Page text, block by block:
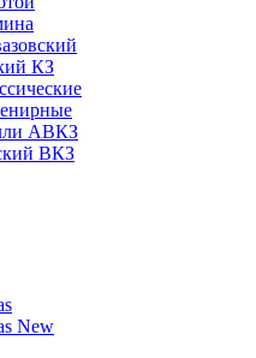
КЗ
АВКЗ
ВКЗ
New